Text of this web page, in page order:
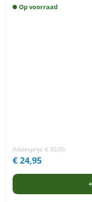
Op voorraad
Adviesprijs: €30,00
€24,95